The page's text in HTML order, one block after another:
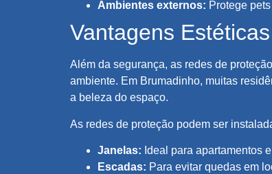
Ambientes externos: Protege
Vantagens
Além da segurança, as redes de
ambiente. Em Brumadinho, muitas
a beleza do espaço.
As redes de proteção podem ser
Janelas: Ideal para apartamentos
Escadas: Para evitar quedas em